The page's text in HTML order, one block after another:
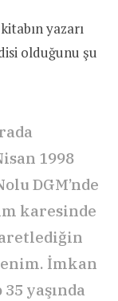
yazarı
olduğunu şu
1998
DGM’nde
karesinde
İmkan
yaşında